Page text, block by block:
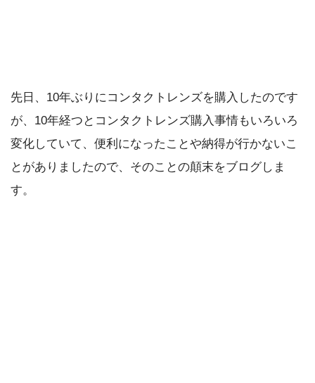
先日、10年ぶりにコンタクトレンズを購入したのです
が、10年経つとコンタクトレンズ購入事情もいろいろ
変化していて、便利になったことや納得が行かないこ
とがありましたので、そのことの顛末をブログしま
す。